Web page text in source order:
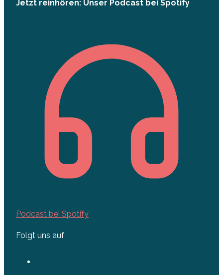
Jetzt reinhören: Unser Podcast bei Spotify
Podcast bei Spotify
Folgt uns auf